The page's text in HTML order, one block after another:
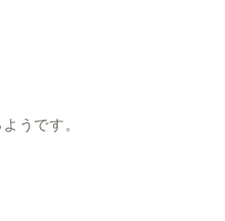
うです。